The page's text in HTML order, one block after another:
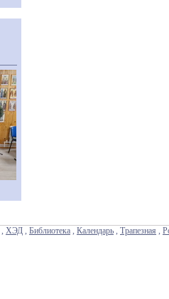
, ХЭД , Библиотека , Календарь , Трапезная ,